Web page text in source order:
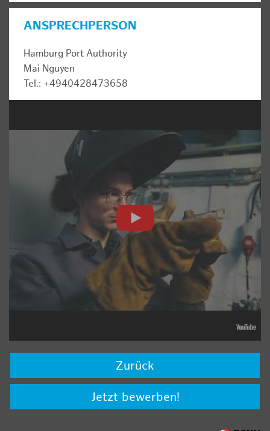
ANSPRECHPERSON
Hamburg Port Authority
Mai Nguyen
Tel.: +4940428473658
Zurück
Jetzt bewerben!